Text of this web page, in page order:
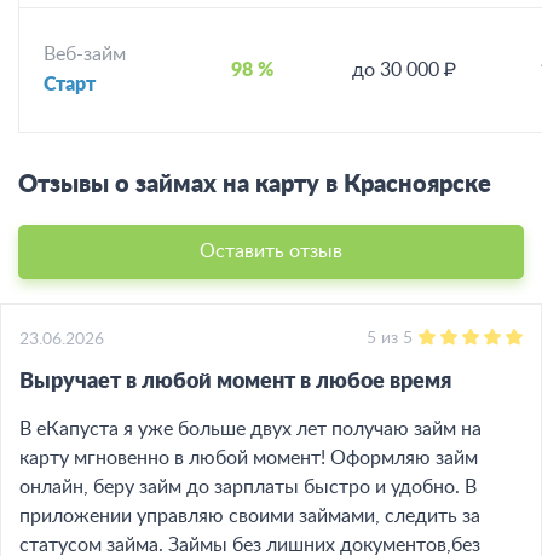
Веб-займ
Старт
98 % до 30 000 ₽
Отзывы о займах на карту в Красноярске
Оставить отзыв
23.06.2026 5 из 5
Выручает в любой момент в любое время
В еКапуста я уже больше двух лет получаю займ на
карту мгновенно в любой момент! Оформляю займ
онлайн, беру займ до зарплаты быстро и удобно. В
приложении управляю своими займами, следить за
статусом займа. Займы без лишних документов,без